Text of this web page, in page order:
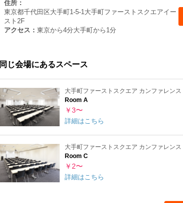
住所：
東京都千代田区大手町1-5-1大手町ファーストスクエアイー
スト2F
アクセス： 東京から4分大手町から1分
同じ会場にあるスペース
大手町ファーストスクエア カンファレンス
Room A
￥3〜
詳細はこちら
大手町ファーストスクエア カンファレンス
Room C
￥2〜
詳細はこちら